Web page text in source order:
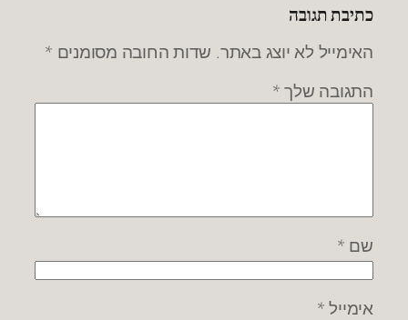
כתיבת תגובה
האימייל לא יוצג באתר. שדות החובה מסומנים *
התגובה שלך *
שם *
אימייל *